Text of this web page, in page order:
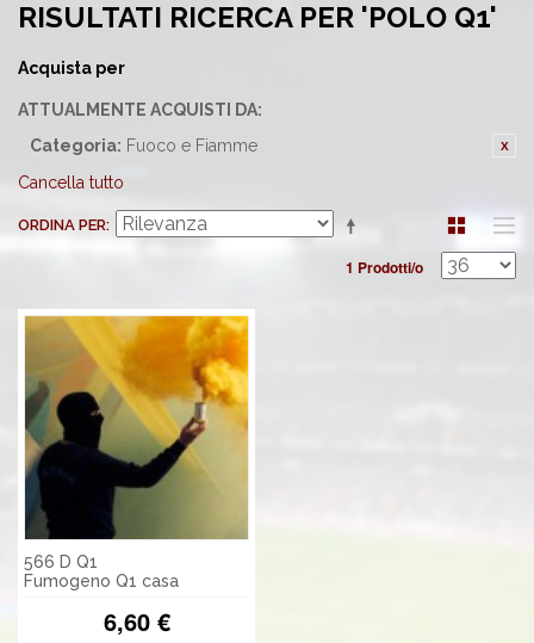
RISULTATI RICERCA PER 'POLO Q1'
Acquista per
ATTUALMENTE ACQUISTI DA:
Categoria: Fuoco e Fiamme
Cancella tutto
ORDINA PER
1 Prodotti/o
566 D Q1
Fumogeno Q1 casa
6,60 €